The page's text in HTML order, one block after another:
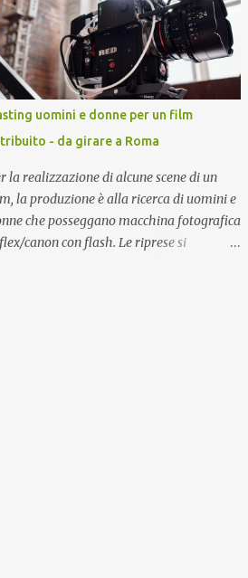
uomini e donne per un film
- da girare a Roma
la realizzazione di alcune scene di un
la produzione è alla ricerca di uomini e
che posseggano macchina fotografica
canon con flash. Le riprese si